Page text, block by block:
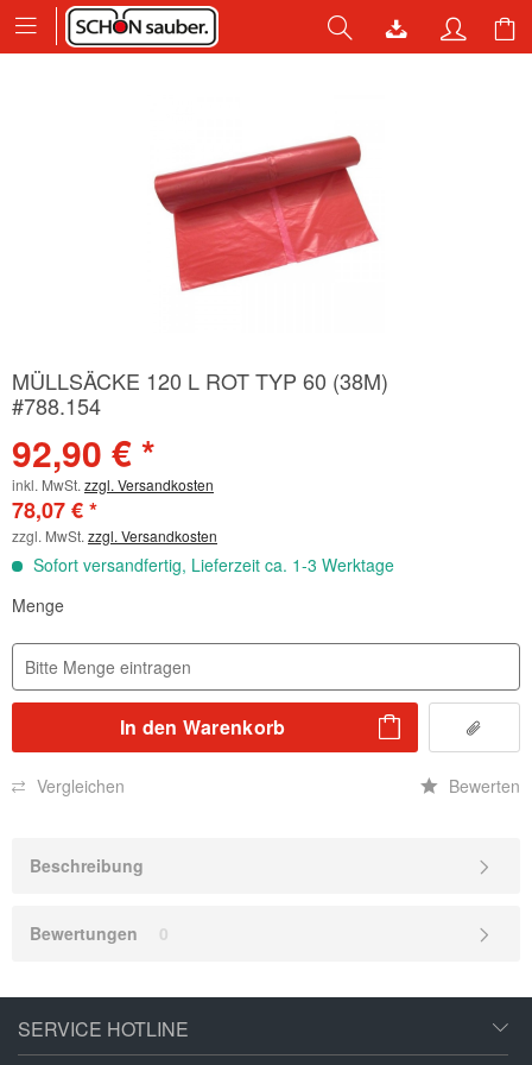
MÜLLSÄCKE 120 L ROT TYP 60 (38Μ)
#788.154
92,90 € *
inkl. MwSt. zzgl. Versandkosten
78,07 € *
zzgl. MwSt. zzgl. Versandkosten
Sofort versandfertig, Lieferzeit ca. 1-3 Werktage
Menge
In den Warenkorb
Vergleichen Bewerten
Beschreibung
Bewertungen 0
SERVICE HOTLINE